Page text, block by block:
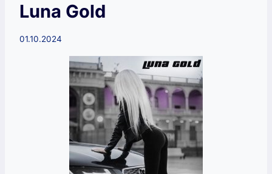
Luna Gold
01.10.2024